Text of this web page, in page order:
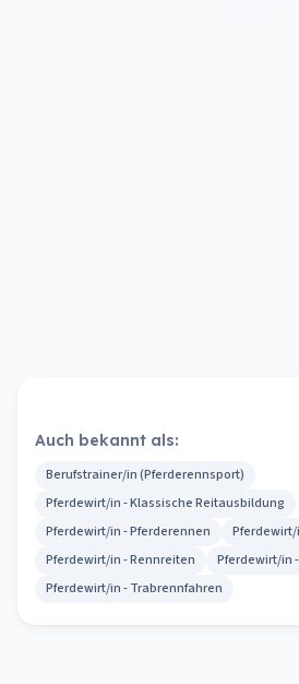
Auch bekannt als:
Berufstrainer/in (Pferderennsport)
Pferdewirt/in - Klassische Reitausbildung
Pferdewirt/in - Pferderennen
Pferdewirt/
Pferdewirt/in - Rennreiten
Pferdewirt/in
Pferdewirt/in - Trabrennfahren